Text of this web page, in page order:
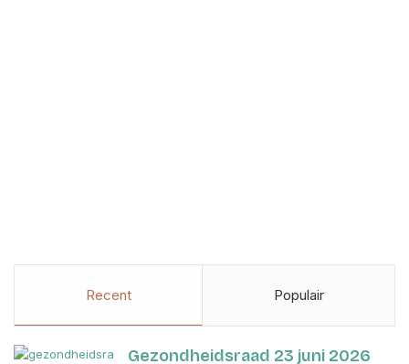
Recent Populair
Gezondheidsraad 23 juni 2026